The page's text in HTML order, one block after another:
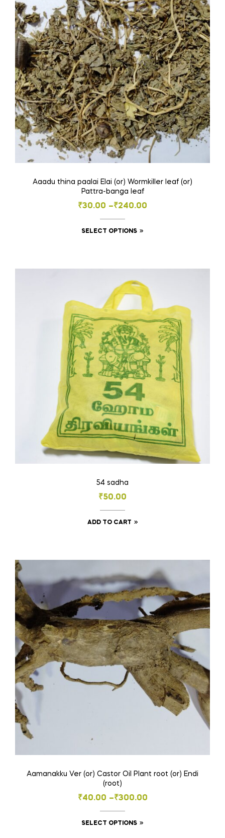
Aaadu thina paalai Elai (or) Wormkiller leaf (or)
Pattra-banga leaf
₹30.00 –₹240.00
Price
range:
₹30.00
SELECT OPTIONS
multiple
The
options
may
be
chosen
on
the
product
page
54 sadha
₹50.00
ADD TO CART
Aamanakku Ver (or) Castor Oil Plant root (or) Endi
(root)
₹40.00 –₹300.00
Price
range:
₹40.00
SELECT OPTIONS